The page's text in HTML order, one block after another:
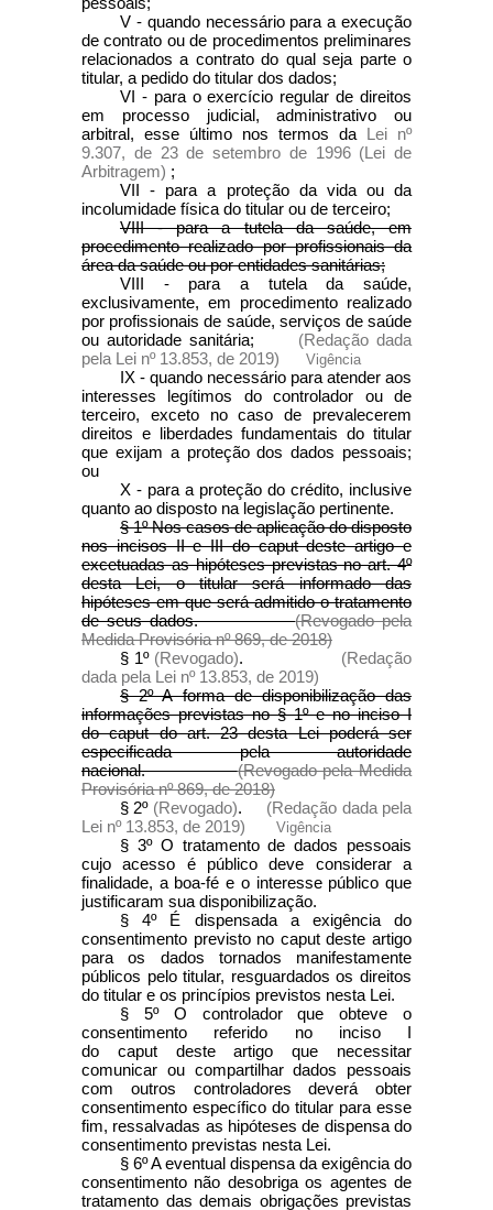
V - quando necessário para a execução
de contrato ou de procedimentos preliminares
relacionados a contrato do qual seja parte o
titular, a pedido do titular dos dados;
VI - para o exercício regular de direitos
em processo judicial, administrativo ou
arbitral, esse último nos termos da Lei nº
9.307, de 23 de setembro de 1996 (Lei de
Arbitragem) ;
VII - para a proteção da vida ou da
incolumidade física do titular ou de terceiro;
VIII - para a tutela da saúde, em
procedimento realizado por profissionais da
área da saúde ou por entidades sanitárias;
VIII - para a tutela da saúde,
exclusivamente, em procedimento realizado
por profissionais de saúde, serviços de saúde
ou autoridade sanitária; (Redação dada
pela Lei nº 13.853, de 2019)
Vigência
IX - quando necessário para atender aos
interesses legítimos do controlador ou de
terceiro, exceto no caso de prevalecerem
direitos e liberdades fundamentais do titular
que exijam a proteção dos dados pessoais;
ou
X - para a proteção do crédito, inclusive
quanto ao disposto na legislação pertinente.
§ 1º Nos casos de aplicação do disposto
nos incisos II e III do caput deste artigo e
excetuadas as hipóteses previstas no art. 4º
desta Lei, o titular será informado das
hipóteses em que será admitido o tratamento
de seus dados.(Revogado pela
Medida Provisória nº 869, de 2018)
§ 1º (Revogado). (Redação
dada pela Lei nº 13.853, de 2019)
§ 2º A forma de disponibilização das
informações previstas no § 1º e no inciso I
do caput do art. 23 desta Lei poderá ser
especificada pela autoridade
nacional.(Revogado pela Medida
Provisória nº 869, de 2018)
§ 2º (Revogado). (Redação dada pela
Lei nº 13.853, de 2019)
Vigência
§ 3º O tratamento de dados pessoais
cujo acesso é público deve considerar a
finalidade, a boa-fé e o interesse público que
justificaram sua disponibilização.
§ 4º É dispensada a exigência do
consentimento previsto no caput deste artigo
para os dados tornados manifestamente
públicos pelo titular, resguardados os direitos
do titular e os princípios previstos nesta Lei.
§ 5º O controlador que obteve o
consentimento referido no inciso I
do caput deste artigo que necessitar
comunicar ou compartilhar dados pessoais
com outros controladores deverá obter
consentimento específico do titular para esse
fim, ressalvadas as hipóteses de dispensa do
consentimento previstas nesta Lei.
§ 6º A eventual dispensa da exigência do
consentimento não desobriga os agentes de
tratamento das demais obrigações previstas